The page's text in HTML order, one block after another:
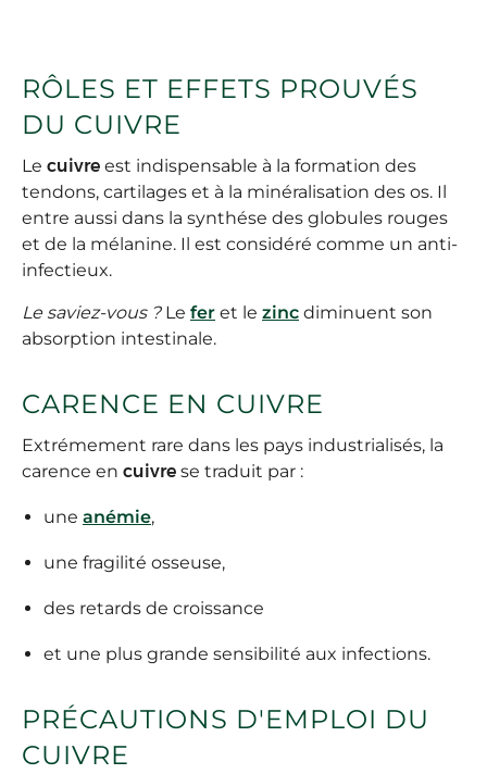
RÔLES ET EFFETS PROUVÉS
DU CUIVRE
Le cuivre est indispensable à la formation des
tendons, cartilages et à la minéralisation des os. Il
entre aussi dans la synthése des globules rouges
et de la mélanine. Il est considéré comme un anti-
infectieux.
Le saviez-vous ?Le fer et le zinc diminuent son
absorption intestinale.
CARENCE EN CUIVRE
Extrémement rare dans les pays industrialisés, la
carence en cuivre se traduit par :
une anémie,
une fragilité osseuse,
des retards de croissance
et une plus grande sensibilité aux infections.
PRÉCAUTIONS D'EMPLOI DU
CUIVRE